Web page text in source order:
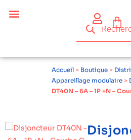
Accueil > Boutique >
Appareillage modulaire >
DT40N – 6A – 1P +N –